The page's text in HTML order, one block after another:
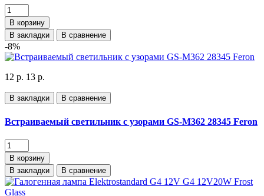
В корзину
В закладки
В сравнение
-8%
12 р. 13 р.
В закладки В сравнение
Встраиваемый светильник с узорами GS-M362 28345 Feron
В корзину
В закладки
В сравнение